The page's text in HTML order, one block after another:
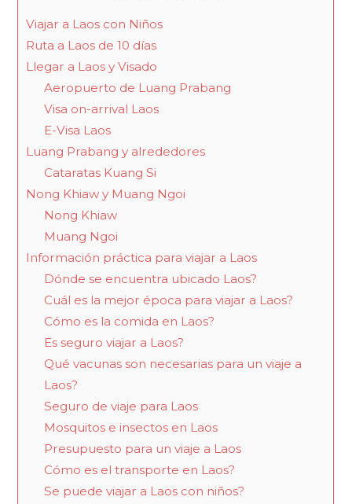
Viajar a Laos con Niños
Ruta a Laos de 10 días
Llegar a Laos y Visado
Aeropuerto de Luang Prabang
Visa on-arrival Laos
E-Visa Laos
Luang Prabang y alrededores
Cataratas Kuang Si
Nong Khiaw y Muang Ngoi
Nong Khiaw
Muang Ngoi
Información práctica para viajar a Laos
Dónde se encuentra ubicado Laos?
Cuál es la mejor época para viajar a Laos?
Cómo es la comida en Laos?
Es seguro viajar a Laos?
Qué vacunas son necesarias para un viaje a
Laos?
Seguro de viaje para Laos
Mosquitos e insectos en Laos
Presupuesto para un viaje a Laos
Cómo es el transporte en Laos?
Se puede viajar a Laos con niños?